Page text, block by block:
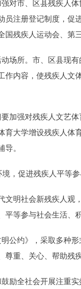
市、区县残疾人体
员注册登记制度，促
国残疾人运动会、第
所。市、区县现有
作内容，使残疾人文
强对残疾人文艺体
育大学增设残疾人体
导。
，促进残疾人平等参
明社会新残疾人观，
平等参与社会生活、
约》，采取多种形
尊重、关心、帮助残
全社会开展注重实